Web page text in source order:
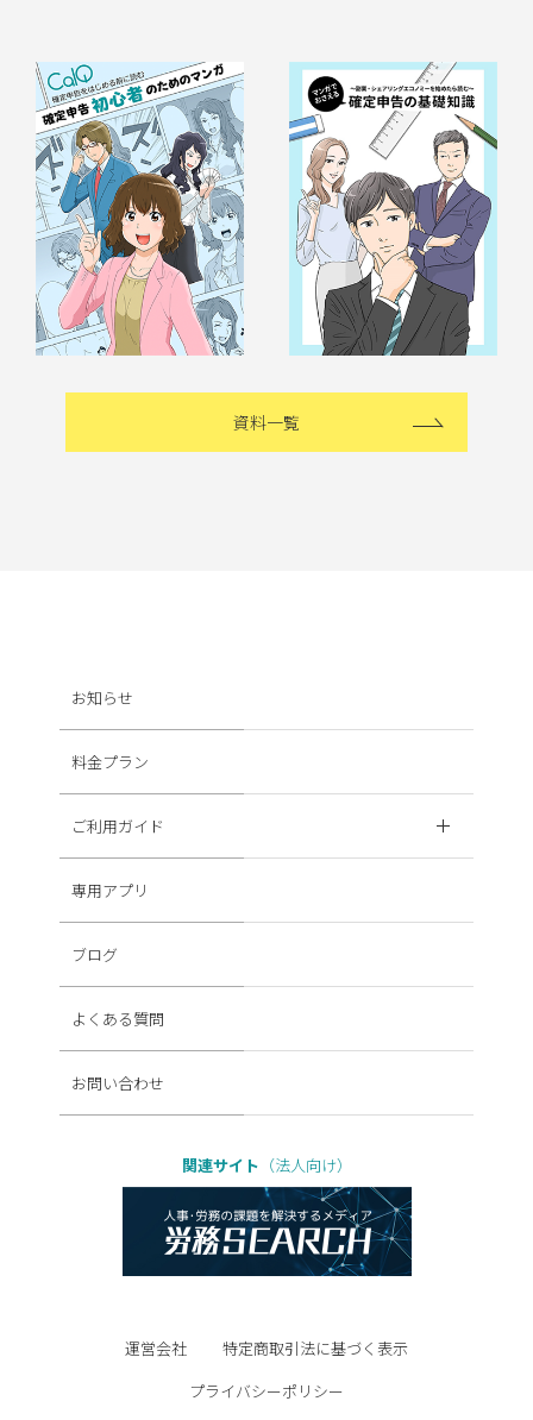
資料一覧
お知らせ
料金プラン
ご利用ガイド
専用アプリ
ブログ
よくある質問
お問い合わせ
関連サイト （法人向け）
運営会社
特定商取引法に基づく表示
プライバシーポリシー